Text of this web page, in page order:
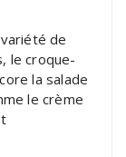
de
le croque-
la salade
le crème